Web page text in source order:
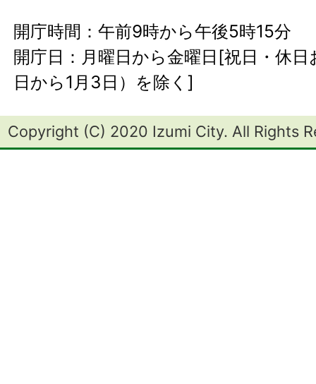
開庁時間：午前9時から午後5時15分
開庁日：月曜日から金曜日[祝日・休
日から1月3日）を除く]
Copyright (C) 2020 Izumi City. All Rights